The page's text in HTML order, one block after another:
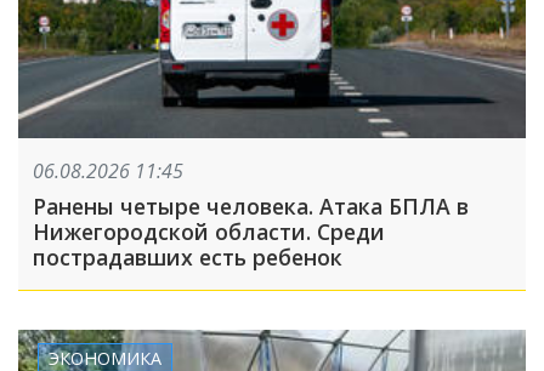
06.08.2026 11:45
Ранены четыре человека. Атака БПЛА в
Нижегородской области. Среди
пострадавших есть ребенок
ЭКОНОМИКА